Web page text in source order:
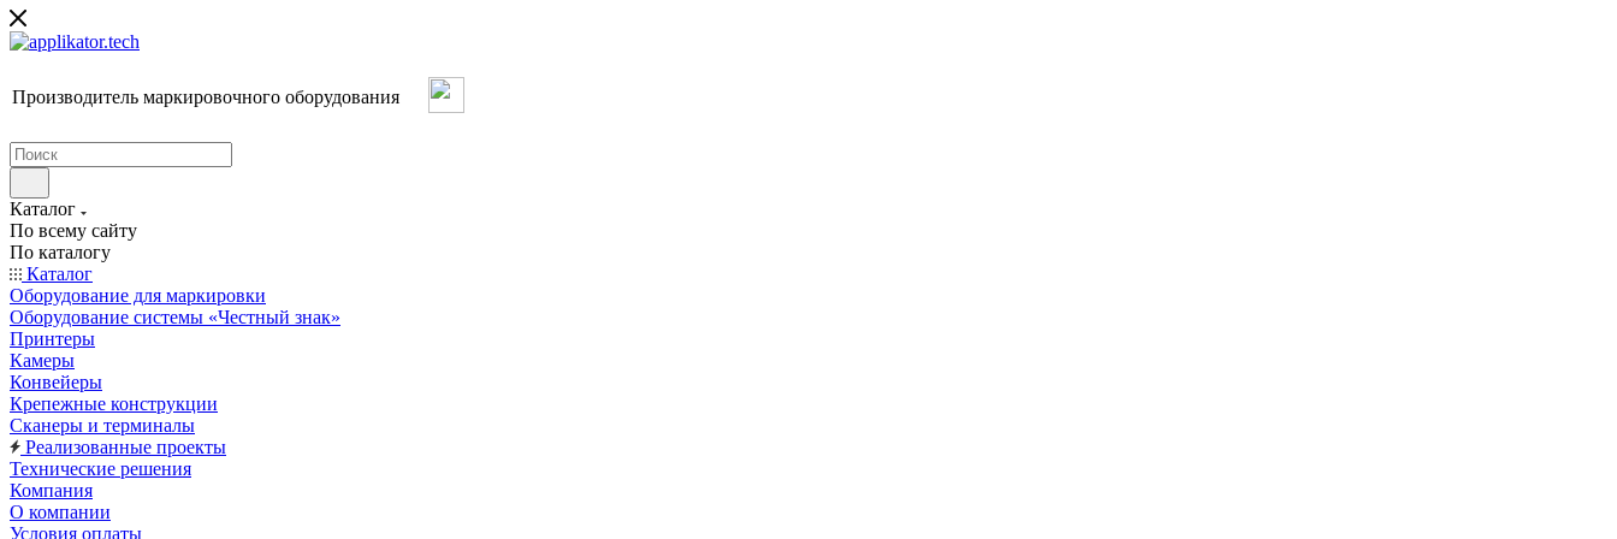
Производитель маркировочного оборудования
Каталог
По всему сайту
По каталогу
Каталог
Оборудование для маркировки
Оборудование системы «Честный знак»
Принтеры
Камеры
Конвейеры
Крепежные конструкции
Сканеры и терминалы
Реализованные проекты
Технические решения
Компания
О компании
Условия оплаты